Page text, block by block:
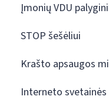
Įmonių VDU
STOP šešėliui
Krašto apsaugos
Interneto